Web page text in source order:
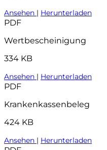
Ansehen | Herunterladen
PDF
Wertbescheinigung
334 KB
Ansehen | Herunterladen
PDF
Krankenkassenbeleg
424 KB
Ansehen | Herunterladen